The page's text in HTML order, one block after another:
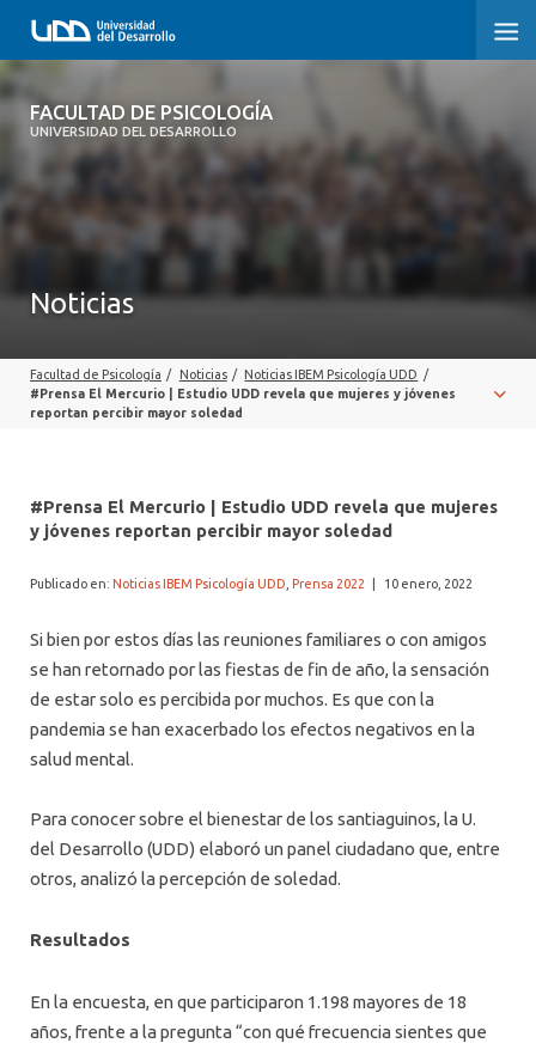
FACULTAD DE PSICOLOGÍA
UNIVERSIDAD DEL DESARROLLO
FACULTAD DE PSICOLOGÍA
POSTGRADOS Y EDUCACIÓN CONTINUA
ALUMNI PSICOLOGÍA UDD
SERVICIO DE PSICOLOGÍA INTEGRAL
Noticias
Facultad de Psicología / Noticias / Noticias IBEM Psicología UDD /
#Prensa El Mercurio | Estudio UDD revela que mujeres y jóvenes
reportan percibir mayor soledad
#Prensa El Mercurio | Estudio UDD revela que mujeres
y jóvenes reportan percibir mayor soledad
Publicado en: Noticias IBEM Psicología UDD Prensa 2022 10 enero, 2022
Si bien por estos días las reuniones familiares o con amigos
se han retornado por las fiestas de fin de año, la sensación
de estar solo es percibida por muchos. Es que con la
pandemia se han exacerbado los efectos negativos en la
salud mental.
Para conocer sobre el bienestar de los santiaguinos, la U.
del Desarrollo (UDD) elaboró un panel ciudadano que, entre
otros, analizó la percepción de soledad.
Resultados
En la encuesta, en que participaron 1.198 mayores de 18
años, frente a la pregunta “con qué frecuencia sientes que